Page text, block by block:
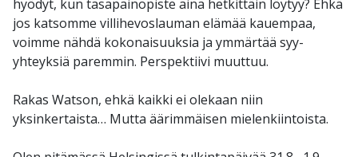
hyödyt, kun tasapainopiste aina hetkittäin löytyy? Ehkä
jos katsomme villihevoslauman elämää kauempaa,
voimme nähdä kokonaisuuksia ja ymmärtää syy-
yhteyksiä paremmin. Perspektiivi muuttuu.
Rakas Watson, ehkä kaikki ei olekaan niin
yksinkertaista… Mutta äärimmäisen mielenkiintoista.